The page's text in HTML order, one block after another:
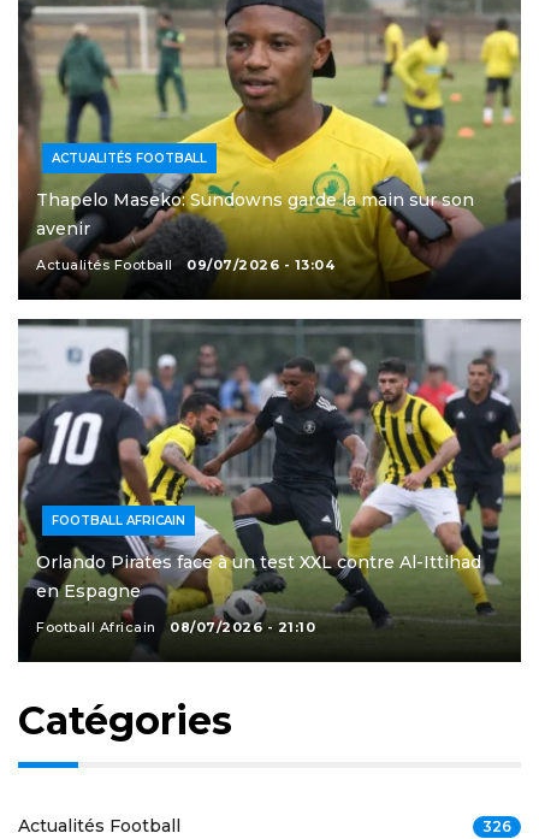
ACTUALITÉS FOOTBALL
Thapelo Maseko: Sundowns garde la main sur son
avenir
Actualités Football 09/07/2026 - 13:04
FOOTBALL AFRICAIN
Orlando Pirates face à un test XXL contre Al-Ittihad
en Espagne
Football Africain 08/07/2026 - 21:10
Catégories
Actualités Football 326